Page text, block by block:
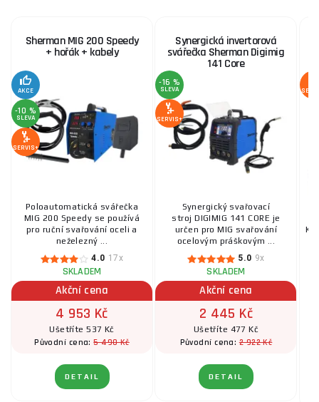
Sherman MIG 200 Speedy
+ hořák + kabely
AKCE
-10 %
SLEVA
SERVIS+
Poloautomatická svářečka
MIG 200 Speedy se používá
pro ruční svařování oceli a
neželezný ...
4.0 17x
SKLADEM
Akční cena
4 953 Kč
Ušetříte 537 Kč
Původní cena:5 490 Kč
DETAIL
Synergická invertorová
svářečka Sherman Digimig
141 Core
-16 %
SLEVA
SERVIS+
Synergický svařovací
stroj DIGIMIG 141 CORE je
určen pro MIG svařování
ocelovým práškovým ...
5.0 9x
SKLADEM
Akční cena
2 445 Kč
Ušetříte 477 Kč
Původní cena:2 922 Kč
DETAIL